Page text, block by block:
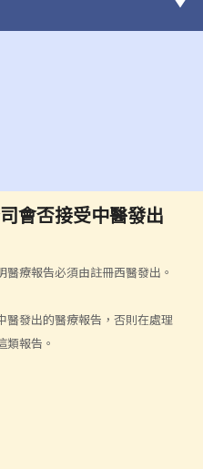
會否接受中醫發出
療報告必須由註冊西醫發出。
醫發出的醫療報告，否則在處理
類報告。